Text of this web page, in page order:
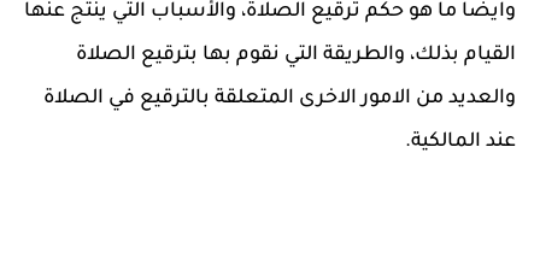
وايضا ما هو حكم ترقيع الصلاة، والأسباب التي ينتج عنها
القيام بذلك، والطريقة التي نقوم بها بترقيع الصلاة
والعديد من الامور الاخرى المتعلقة بالترقيع في الصلاة
عند المالكية.